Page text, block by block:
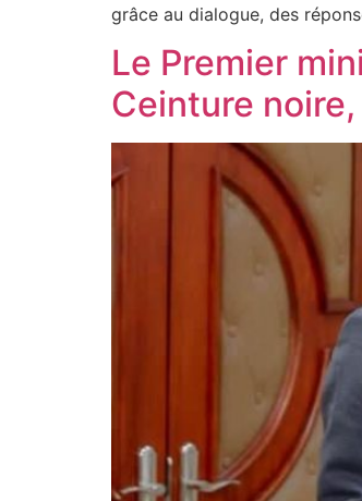
grâce au dialogue, des
Le Premier
Ceinture